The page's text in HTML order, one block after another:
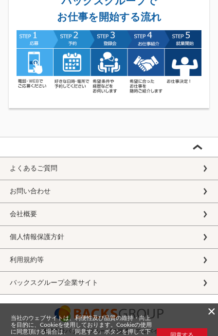
お仕事を開始する流れ
よくあるご質問
お問い合わせ
会社概要
個人情報保護方針
利用規約等
バックスグループ企業サイト
株式会社バックスグループの派遣・アルバイト求人
×
当社のウェブサイトは、利便性及び品質の維持・向上
を目的に、Cookieを使用しております。Cookieの使用
に同意頂ける場合は、「同意する」ボタンを押して下